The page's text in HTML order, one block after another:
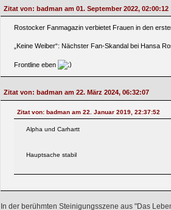
Zitat von: badman am 01. September 2022, 02:00:12
Rostocker Fanmagazin verbietet Frauen in den
„Keine Weiber“: Nächster Fan-Skandal bei Hansa
Frontline eben
Zitat von: badman am 22. März 2024, 06:32:07
Zitat von: badman am 22. Januar 2019, 22:37:52
Alpha und Carhartt
Hauptsache stabil
In der berühmten Steinigungsszene aus "Das